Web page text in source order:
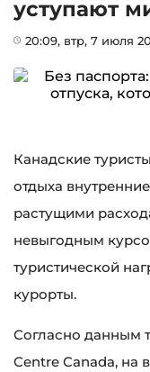
уступают
20:09, втр, 7 июля
Канадские
отдыха
растущими
невыгодным
туристической
курорты.
Согласно данным
Centre Canada, на